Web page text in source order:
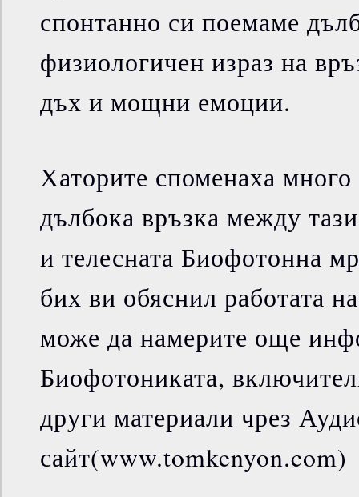
спонтанно си поемаме
физиологичен израз на
дъх и мощни емоции.
Хаторите споменаха
дълбока връзка между
и телесната Биофотонна
бих ви обяснил работата
може да намерите още
Биофотониката,
други материали чрез